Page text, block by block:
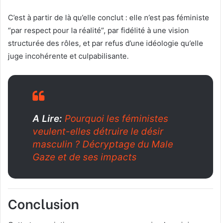
C’est à partir de là qu’elle conclut : elle n’est pas féministe
“par respect pour la réalité”, par fidélité à une vision
structurée des rôles, et par refus d’une idéologie qu’elle
juge incohérente et culpabilisante.
A Lire: Pourquoi les féministes
veulent-elles détruire le désir
masculin ? Décryptage du Male
Gaze et de ses impacts
Conclusion